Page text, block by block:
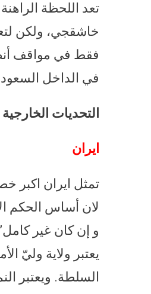
تعد اللحظة
خاشقجي، ولكن
فقط في مواقف
في الداخل
التحديات
ايران
تمثل ايران اكبر
لان أساس الحكم
و إن كان غير
يعتبر ولاية وليّ
السلطة. ويعتبر